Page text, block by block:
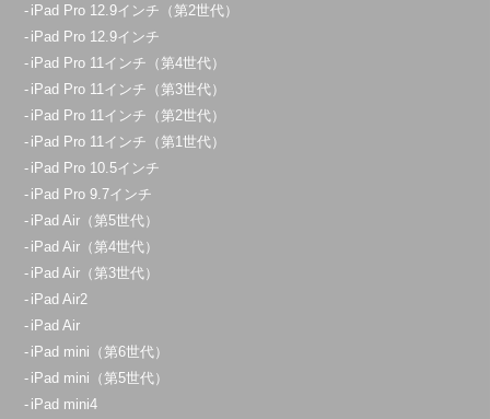
iPad Pro 12.9インチ（第2世代）
iPad Pro 12.9インチ
iPad Pro 11インチ（第4世代）
iPad Pro 11インチ（第3世代）
iPad Pro 11インチ（第2世代）
iPad Pro 11インチ（第1世代）
iPad Pro 10.5インチ
iPad Pro 9.7インチ
iPad Air（第5世代）
iPad Air（第4世代）
iPad Air（第3世代）
iPad Air2
iPad Air
iPad mini（第6世代）
iPad mini（第5世代）
iPad mini4